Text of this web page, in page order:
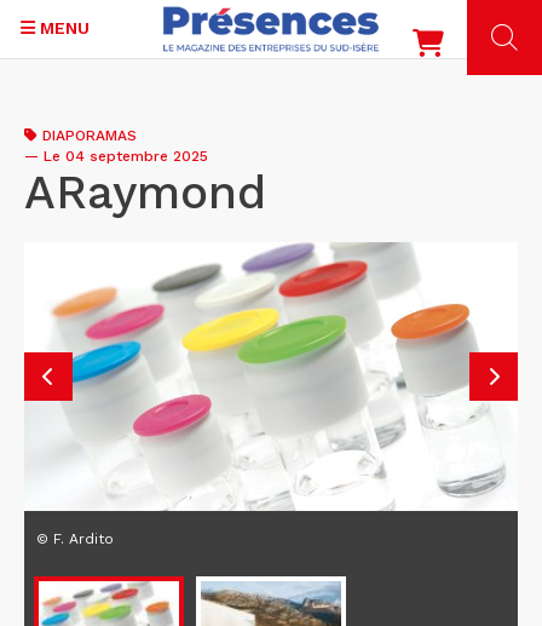
contenu
principal
MENU
DIAPORAMAS
— Le 04 septembre 2025
ARaymond
© F. Ardito